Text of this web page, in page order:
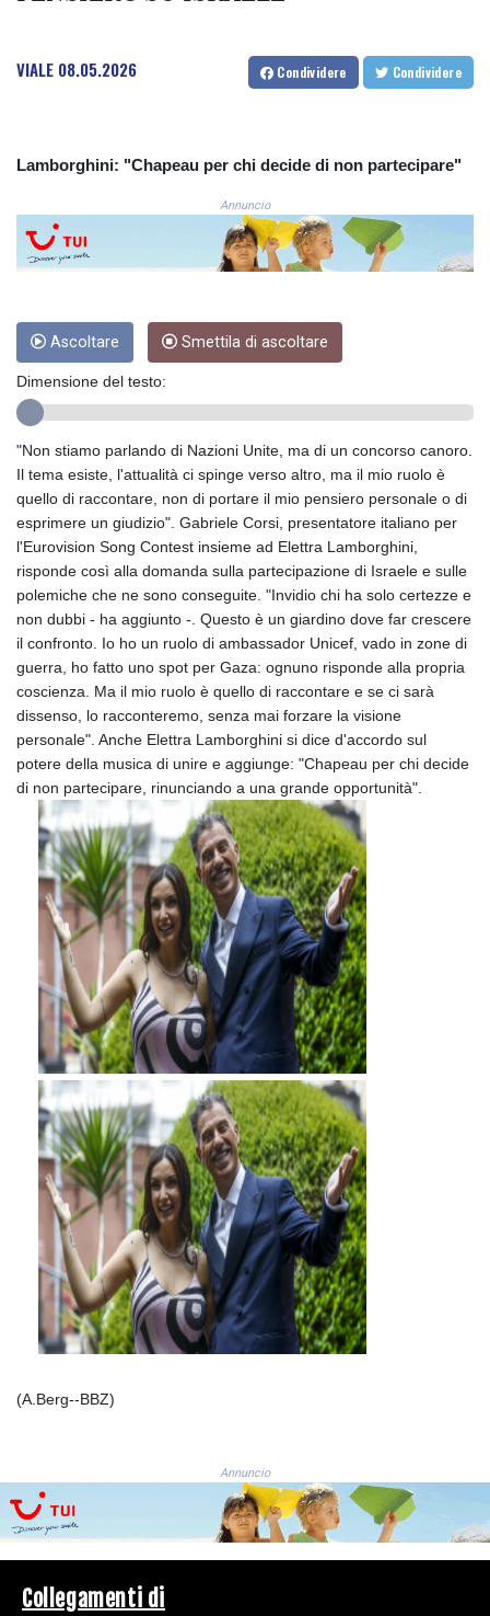
CRC 522.691555
CUC 1.154361
CZK 24.180463
DKK 7.475355
DOP 67.221459
DZD 153.497698
ETB 186.038334
GBP 0.857373
GGP 0.857481
GHS 13.514561
GIP 0.857481
GMD 84.845162
GNF
10124.083393
GTQ 8.791956
GYD 241.124538
HKD 9.054775
HNL 30.893904
HRK 7.535207
HTG 150.703267
HUF 363.227272
IDR 20683.84493
ILS 3.477857
IMP 0.857481
INR 109.853402
IQD
1509.981531
IRR
1587015.850814
ISK 141.789703
JEP 0.857481
JMD 183.165198
JOD 0.818473
JPY 182.195114
KES 149.373012
KGS 100.948559
KHR
4671.521595
KMF 492.911771
KRW
1644.468592
KWD 0.356651
KYD 0.960607
KZT 540.904411
LAK
26056.345982
LSL 18.909879
LTL 3.408529
LVL 0.698261
LYD 7.33646
MAD 10.743027
VIALE 08.05.2026 Condividere Condividere
Lamborghini: "Chapeau per chi decide di non partecipare"
Annuncio
Ascoltare Smettila di ascoltare
Dimensione del testo:
"Non stiamo parlando di Nazioni Unite, ma di un concorso canoro.
Il tema esiste, l'attualità ci spinge verso altro, ma il mio ruolo è
quello di raccontare, non di portare il mio pensiero personale o di
esprimere un giudizio". Gabriele Corsi, presentatore italiano per
l'Eurovision Song Contest insieme ad Elettra Lamborghini,
risponde così alla domanda sulla partecipazione di Israele e sulle
polemiche che ne sono conseguite. "Invidio chi ha solo certezze e
non dubbi - ha aggiunto -. Questo è un giardino dove far crescere
il confronto. Io ho un ruolo di ambassador Unicef, vado in zone di
guerra, ho fatto uno spot per Gaza: ognuno risponde alla propria
coscienza. Ma il mio ruolo è quello di raccontare e se ci sarà
dissenso, lo racconteremo, senza mai forzare la visione
personale". Anche Elettra Lamborghini si dice d'accordo sul
potere della musica di unire e aggiunge: "Chapeau per chi decide
di non partecipare, rinunciando a una grande opportunità".
(A.Berg--BBZ)
Annuncio
Collegamenti di